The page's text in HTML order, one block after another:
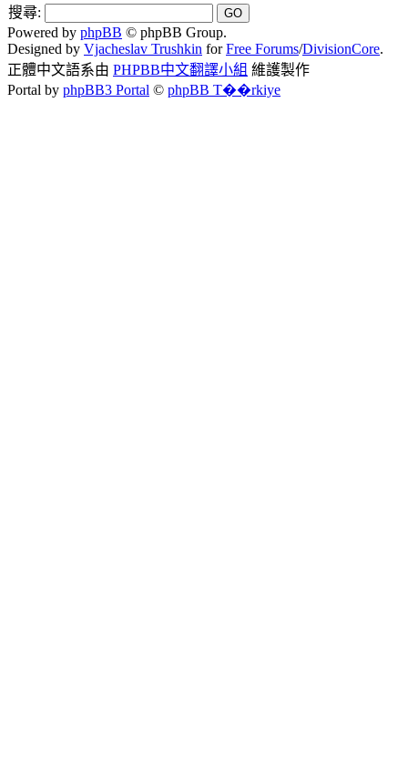
搜尋:
Powered by phpBB © phpBB Group.
Designed by Vjacheslav Trushkin forFree Forums/DivisionCore.
正體中文語系由 PHPBB中文翻譯小組 維護製作
Portal by phpBB3 Portal © phpBB T��rkiye